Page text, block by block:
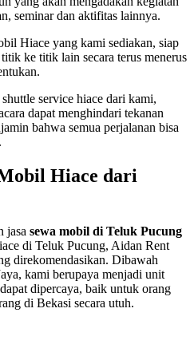
seminar dan aktifitas lainnya.
Hiace yang kami sediakan, siap
ke titik lain secara terus menerus
service hiace dari kami,
dapat menghindari tekanan
bahwa semua perjalanan bisa
Hiace dari
jasa sewa mobil di Teluk Pucung
di Teluk Pucung, Aidan Rent
direkomendasikan. Dibawah
kami berupaya menjadi unit
dipercaya, baik untuk orang
di Bekasi secara utuh.